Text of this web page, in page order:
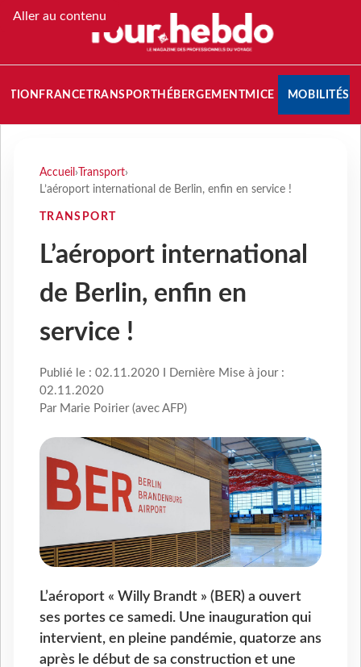
Aller au contenu
FRANCETRANSPORT HÉBERGEMENTMICE MOBILITÉS
Accueil › Transport›
L’aéroport international de Berlin, enfin en service !
TRANSPORT
L’aéroport international
de Berlin, enfin en
service !
Publié le : 02.11.2020 I Dernière Mise à jour :
02.11.2020
Par Marie Poirier (avec AFP)
L’aéroport « Willy Brandt » (BER) a ouvert
ses portes ce samedi. Une inauguration qui
intervient, en pleine pandémie, quatorze ans
après le début de sa construction et une